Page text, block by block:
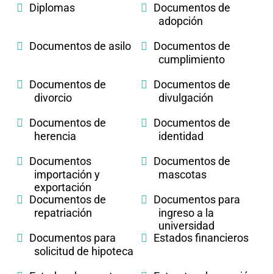
Diplomas
Documentos de
adopción
Documentos de asilo
Documentos de
cumplimiento
Documentos de
divorcio
Documentos de
divulgación
Documentos de
herencia
Documentos de
identidad
Documentos
importación y
exportación
Documentos de
mascotas
Documentos de
repatriación
Documentos para
ingreso a la
universidad
Documentos para
solicitud de hipoteca
Estados financieros